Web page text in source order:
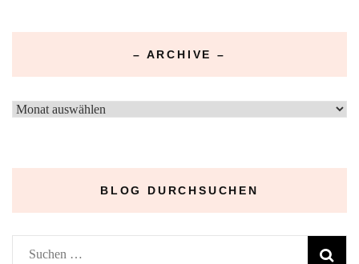
– ARCHIVE –
–
BLOG DURCHSUCHEN
Suchen